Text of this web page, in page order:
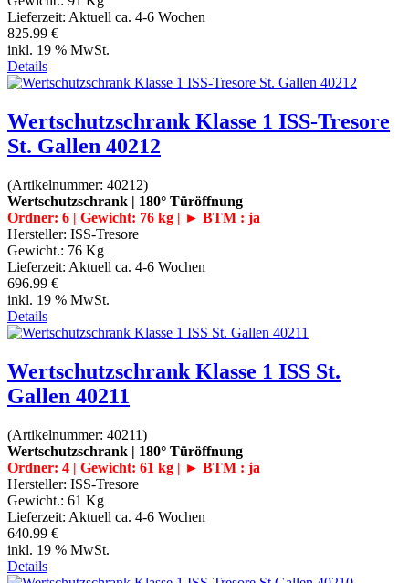
Lieferzeit: Aktuell ca. 4-6 Wochen
825.99 €
inkl. 19 % MwSt.
Details
Wertschutzschrank Klasse 1 ISS-Tresore
St. Gallen 40212
(Artikelnummer: 40212)
Wertschutzschrank | 180° Türöffnung
Ordner: 6 | Gewicht: 76 kg | ► BTM : ja
Hersteller: ISS-Tresore
Gewicht.: 76 Kg
Lieferzeit: Aktuell ca. 4-6 Wochen
696.99 €
inkl. 19 % MwSt.
Details
Wertschutzschrank Klasse 1 ISS St.
Gallen 40211
(Artikelnummer: 40211)
Wertschutzschrank | 180° Türöffnung
Ordner: 4 | Gewicht: 61 kg | ► BTM : ja
Hersteller: ISS-Tresore
Gewicht.: 61 Kg
Lieferzeit: Aktuell ca. 4-6 Wochen
640.99 €
inkl. 19 % MwSt.
Details